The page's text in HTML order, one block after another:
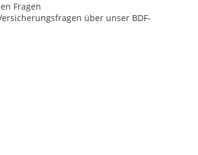
Fragen
über unser BDF-